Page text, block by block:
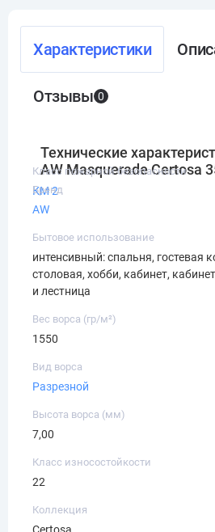
Характеристики
Отзывы 0
Технические
AW Masquerade Certosa
Класс пожарной безопасности
КМ 2
Бренд
AW
Бытовое использование
интенсивный: спальня, гостевая
столовая, хобби, кабинет,
и лестница
Вес ворса (гр/м²)
1550
Вид ворса
Разрезной
Высота ворса (мм)
7,00
Класс износостойкости
22
Коллекция